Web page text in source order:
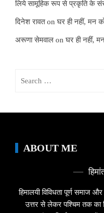
लिये सामूहिक रूप से प्रकृति के
दिनेश रावतonघर ही नहीं, मन
अरूणा सेमवाल onघर ही नहीं,
ABOUT ME
हिमालयी विविधता पूर्ण समाज
उत्तर से लेकर पश्चिम तक का